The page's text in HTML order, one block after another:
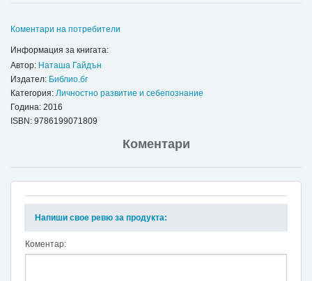
Коментари на потребители
Информация за книгата:
Автор: Наташа Гайдън
Издател: Библио.бг
Категория: Личностно развитие и себепознание
Година: 2016
ISBN: 9786199071809
Коментари
Напиши свое ревю за продукта:
Коментар: